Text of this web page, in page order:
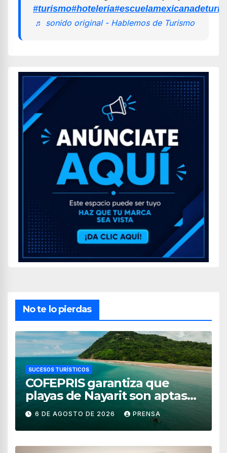
#turismo#hoteleria
♬ sonido original - Hablemos de Turismo
No te lo pierdas
SUCESOS TURÍSTICOS
COFEPRIS garantiza que
playas de Nayarit son aptas
para uso recreativo
6 DE AGOSTO DE 2026 PRENSA